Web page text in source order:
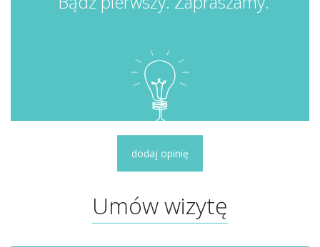
dodaj opinię
Umów wizytę